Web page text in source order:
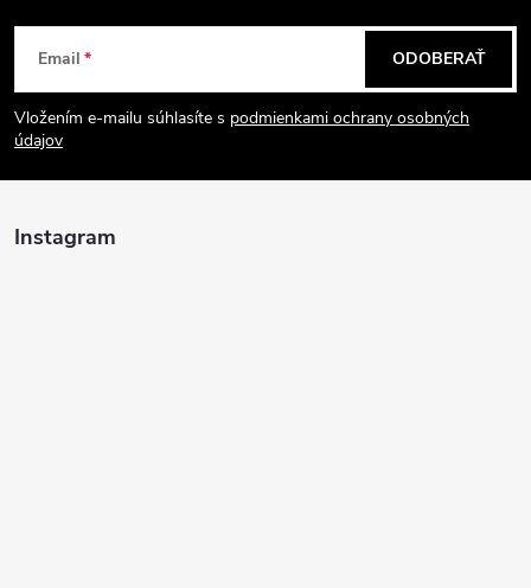
Z
á
p
ä
Email
Vložením e-mailu súhlasíte s podmienkami ochrany osobných
údajov
ODOBERAŤ
Instagram